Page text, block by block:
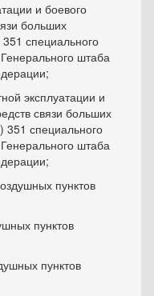
и боевого
больших
специального
штаба
эксплуатации и
связи больших
351 специального
штаба
пунктов
пунктов
пунктов